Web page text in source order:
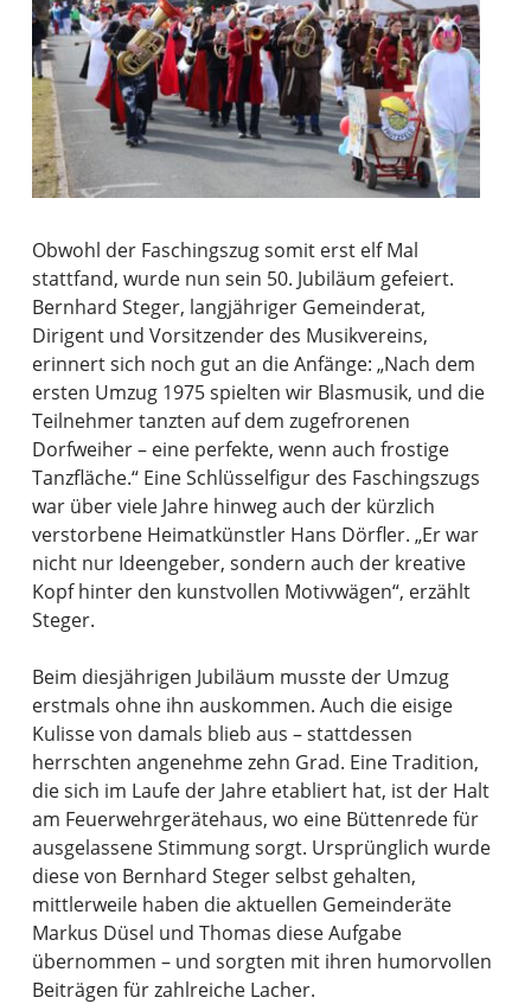
Obwohl der Faschingszug somit erst elf Mal
stattfand, wurde nun sein 50. Jubiläum gefeiert.
Bernhard Steger, langjähriger Gemeinderat,
Dirigent und Vorsitzender des Musikvereins,
erinnert sich noch gut an die Anfänge: „Nach dem
ersten Umzug 1975 spielten wir Blasmusik, und die
Teilnehmer tanzten auf dem zugefrorenen
Dorfweiher – eine perfekte, wenn auch frostige
Tanzfläche.“ Eine Schlüsselfigur des Faschingszugs
war über viele Jahre hinweg auch der kürzlich
verstorbene Heimatkünstler Hans Dörfler. „Er war
nicht nur Ideengeber, sondern auch der kreative
Kopf hinter den kunstvollen Motivwägen“, erzählt
Steger.
Beim diesjährigen Jubiläum musste der Umzug
erstmals ohne ihn auskommen. Auch die eisige
Kulisse von damals blieb aus – stattdessen
herrschten angenehme zehn Grad. Eine Tradition,
die sich im Laufe der Jahre etabliert hat, ist der Halt
am Feuerwehrgerätehaus, wo eine Büttenrede für
ausgelassene Stimmung sorgt. Ursprünglich wurde
diese von Bernhard Steger selbst gehalten,
mittlerweile haben die aktuellen Gemeinderäte
Markus Düsel und Thomas diese Aufgabe
übernommen – und sorgten mit ihren humorvollen
Beiträgen für zahlreiche Lacher.